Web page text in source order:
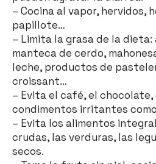
– Cocina al vapor, hervidos,
papillote…
– Limita la grasa de la
manteca de cerdo,
leche, productos de
croissant…
– Evita el café, el
condimentos irritantes
– Evita los alimentos
crudas, las verduras, las
secos.